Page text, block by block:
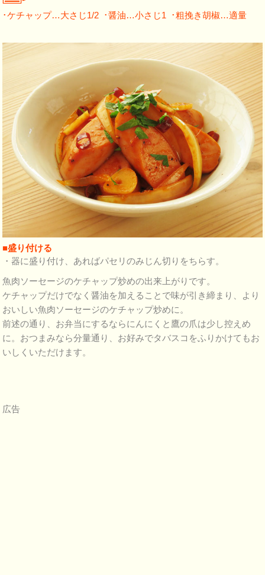
･ケチャップ…大さじ1/2 ･醤油…小さじ1 ･粗挽き胡椒…適量
■盛り付ける
・器に盛り付け、あればパセリのみじん切りをちらす。
魚肉ソーセージのケチャップ炒めの出来上がりです。
ケチャップだけでなく醤油を加えることで味が引き締まり、より
おいしい魚肉ソーセージのケチャップ炒めに。
前述の通り、お弁当にするならにんにくと鷹の爪は少し控えめ
に。おつまみなら分量通り、お好みでタバスコをふりかけてもお
いしくいただけます。
広告